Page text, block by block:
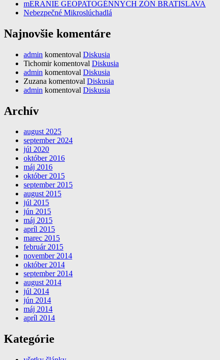
mERANIE GEOPATOGÉNNYCH ZÓN BRATISLAVA
Nebezpečné Mikroslúchadlá
Najnovšie komentáre
admin komentoval Diskusia
Tichomirkomentoval Diskusia
admin komentoval Diskusia
Zuzana komentoval Diskusia
admin komentoval Diskusia
Archív
august 2025
september 2024
júl 2020
október 2016
máj 2016
október 2015
september 2015
august 2015
júl 2015
jún 2015
máj 2015
apríl 2015
marec 2015
február 2015
november 2014
október 2014
september 2014
august 2014
júl 2014
jún 2014
máj 2014
apríl 2014
Kategórie